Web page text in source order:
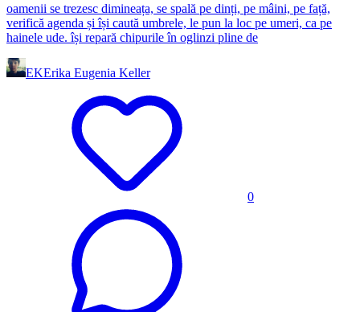
oamenii se trezesc dimineața, se spală pe dinți, pe mâini, pe față,
verifică agenda și își caută umbrele, le pun la loc pe umeri, ca pe
hainele ude. își repară chipurile în oglinzi pline de
EKErika Eugenia Keller
0